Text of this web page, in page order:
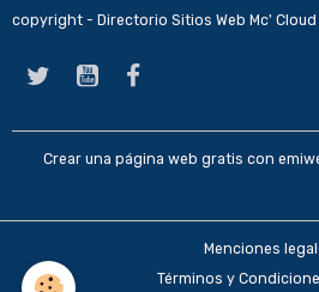
copyright - Directorio Sitios Web Mc'
Crear una página web gratis con
Menciones
Términos y